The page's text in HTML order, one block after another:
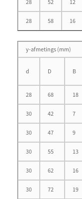
28 52 12
28 58 16
y-afmetings (mm)
d D B
28 68 18
30 42 7
30 47 9
30 55 13
30 62 16
30 72 19